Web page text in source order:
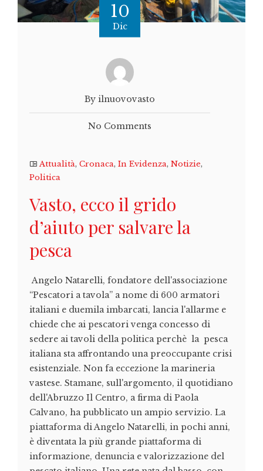
10
Dic
By ilnuovovasto
No Comments
Attualità, Cronaca, In Evidenza, Notizie,
Politica
Vasto, ecco il grido
d’aiuto per salvare la
pesca
Angelo Natarelli, fondatore dell'associazione
“Pescatori a tavola” a nome di 600 armatori
italiani e duemila imbarcati, lancia l'allarme e
chiede che ai pescatori venga concesso di
sedere ai tavoli della politica perchè la pesca
italiana sta affrontando una preoccupante crisi
esistenziale. Non fa eccezione la marineria
vastese. Stamane, sull'argomento, il quotidiano
dell'Abruzzo Il Centro, a firma di Paola
Calvano, ha pubblicato un ampio servizio. La
piattaforma di Angelo Natarelli, in pochi anni,
è diventata la più grande piattaforma di
informazione, denuncia e valorizzazione del